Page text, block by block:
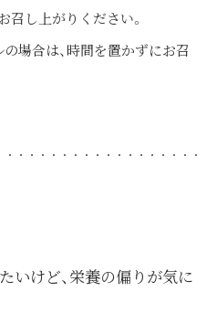
召し上がりください。
場合は、時間を置かずにお召
いけど、栄養の偏りが気に